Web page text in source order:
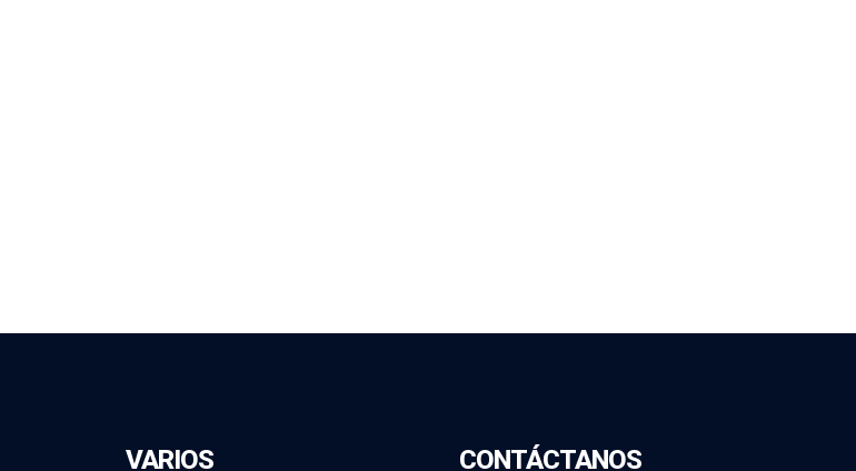
VARIOS CONTÁCTANOS